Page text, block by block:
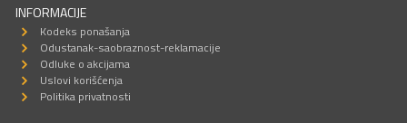
INFORMACIJE
Kodeks ponašanja
Odustanak-saobraznost-reklamacije
Odluke o akcijama
Uslovi korišćenja
Politika privatnosti